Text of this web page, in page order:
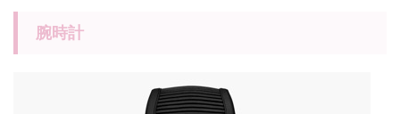
腕時計